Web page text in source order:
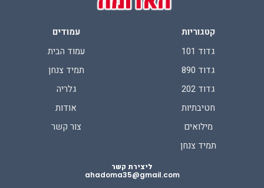
קטגוריות
גדוד 101
גדוד 890
גדוד 202
חטיבתיות
מילואים
תמיד צנחן
עמודים
עמוד הבית
תמיד צנחן
גלריה
אודות
צור קשר
ליצירת קשר
ahadoma35@gmail.com